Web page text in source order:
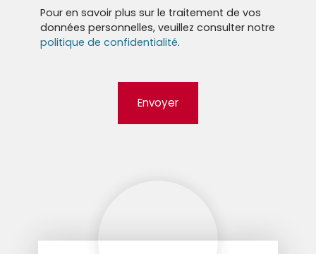
Pour en savoir plus sur le traitement de vos
données personnelles, veuillez consulter notre
politique de confidentialité.
Envoyer